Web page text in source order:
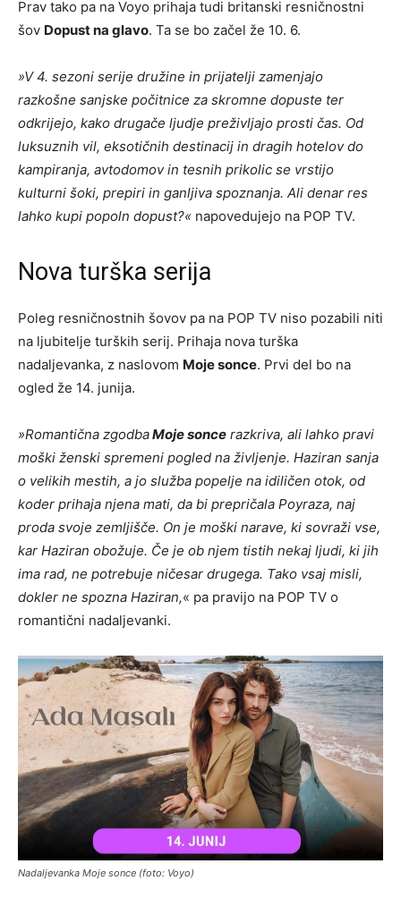
Prav tako pa na Voyo prihaja tudi britanski resničnostni
šov Dopust na glavo. Ta se bo začel že 10. 6.
»V 4. sezoni serije družine in prijatelji zamenjajo
razkošne sanjske počitnice za skromne dopuste ter
odkrijejo, kako drugače ljudje preživljajo prosti čas. Od
luksuznih vil, eksotičnih destinacij in dragih hotelov do
kampiranja, avtodomov in tesnih prikolic se vrstijo
kulturni šoki, prepiri in ganljiva spoznanja. Ali denar res
lahko kupi popoln dopust?« napovedujejo na POP TV.
Nova turška serija
Poleg resničnostnih šovov pa na POP TV niso pozabili niti
na ljubitelje turških serij. Prihaja nova turška
nadaljevanka, z naslovom Moje sonce. Prvi del bo na
ogled že 14. junija.
»Romantična zgodbaMoje sonce razkriva, ali lahko pravi
moški ženski spremeni pogled na življenje. Haziran sanja
o velikih mestih, a jo služba popelje na idiličen otok, od
koder prihaja njena mati, da bi prepričala Poyraza, naj
proda svoje zemljišče. On je moški narave, ki sovraži vse,
kar Haziran obožuje. Če je ob njem tistih nekaj ljudi, ki jih
ima rad, ne potrebuje ničesar drugega. Tako vsaj misli,
dokler ne spozna Haziran,« pa pravijo na POP TV o
romantični nadaljevanki.
Nadaljevanka Moje sonce (foto: Voyo)